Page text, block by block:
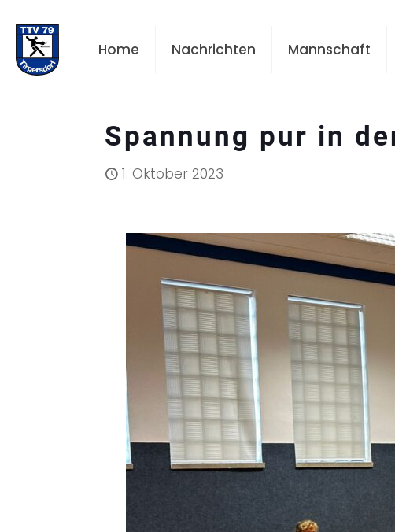
Home Nachrichten Mannschaft
Spannung pur in
1. Oktober 2023